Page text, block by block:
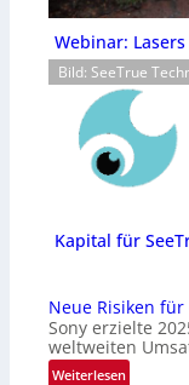
Webinar:
Bild: SeeTrue
Kapital für
Neue Risiken
Sony erzielte
weltweiten
Weiterlesen: